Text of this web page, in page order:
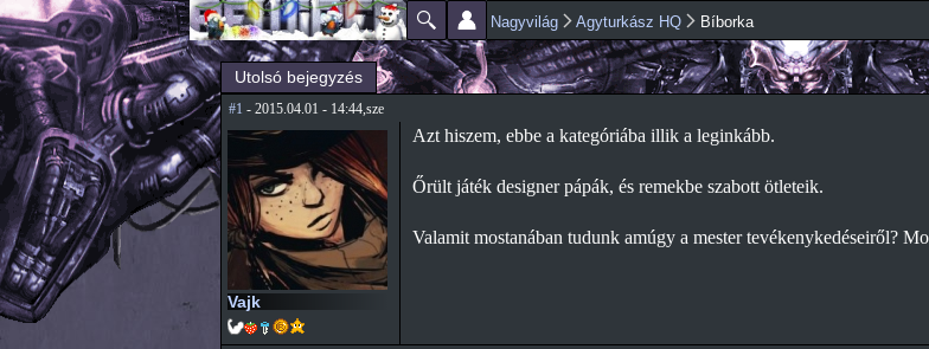
Ugrás a
tartalomra
Főmenü
Jelenlegi hely
Nagyvilág Agyturkász HQ Bíborka
Utolsó bejegyzés
#1 - 2015.04.01 - 14:44,sze
Vajk
Azt hiszem, ebbe a kategóriába illik a leginkább.
Őrült játék designer pápák, és remekbe szabott ötleteik.
Valamit mostanában tudunk amúgy a mester tevékenykedéseiről?